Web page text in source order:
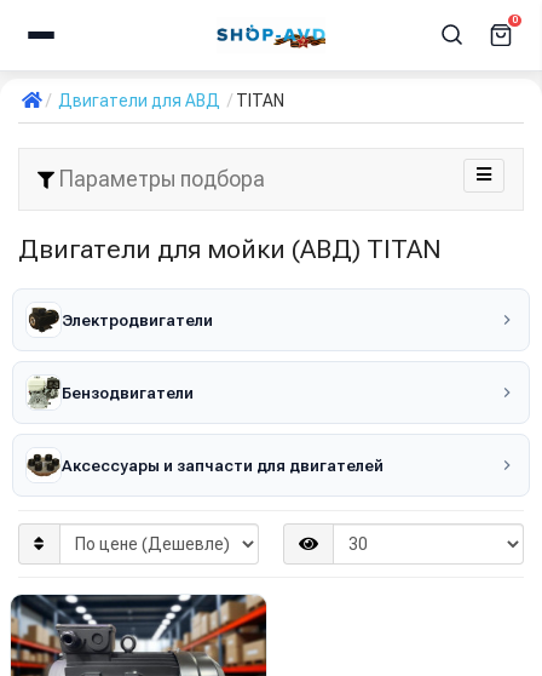
0
Двигатели для АВД TITAN
Параметры подбора
Двигатели для мойки (АВД) TITAN
Электродвигатели
Бензодвигатели
Аксессуары и запчасти для двигателей